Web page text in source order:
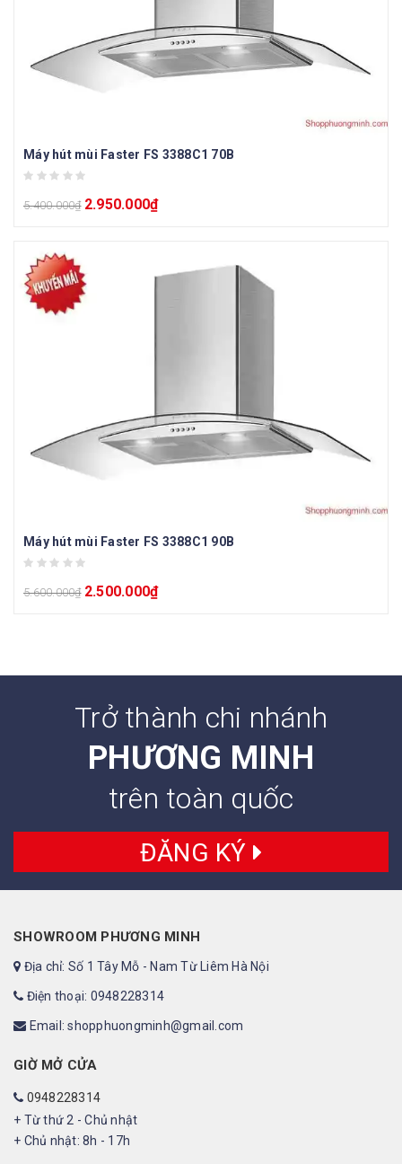
Máy hút mùi Faster FS 3388C1 70B
5.400.000₫ 2.950.000₫
Máy hút mùi Faster FS 3388C1 90B
5.600.000₫ 2.500.000₫
Trở thành chi nhánh
PHƯƠNG MINH
trên toàn quốc
ĐĂNG KÝ
SHOWROOM PHƯƠNG MINH
Địa chỉ: Số 1 Tây Mỗ - Nam Từ Liêm Hà Nội
Điện thoại: 0948228314
Email: shopphuongminh@gmail.com
GIỜ MỞ CỬA
0948228314
+ Từ thứ 2 - Chủ nhật
+ Chủ nhật: 8h - 17h